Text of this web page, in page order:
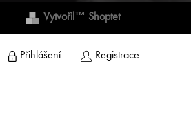
Vytvořil™ Shoptet
Přihlášení Registrace